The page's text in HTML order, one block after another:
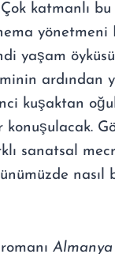
katmanlı
yönetmeni
yaşam
ardından
kuşaktan
sanatsal
nasıl
Almanya